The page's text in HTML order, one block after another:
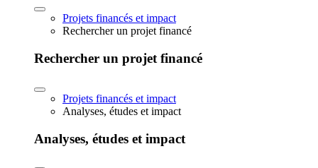
Projets financés et impact
Rechercher un projet financé
Rechercher un projet financé
Projets financés et impact
Analyses, études et impact
Analyses, études et impact